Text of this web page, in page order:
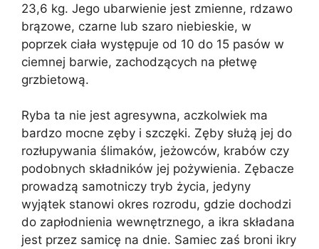
23,6 kg. Jego ubarwienie jest zmienne, rdzawo
brązowe, czarne lub szaro niebieskie, w
poprzek ciała występuje od 10 do 15 pasów w
ciemnej barwie, zachodzących na płetwę
grzbietową.
Ryba ta nie jest agresywna, aczkolwiek ma
bardzo mocne zęby i szczęki. Zęby służą jej do
rozłupywania ślimaków, jeżowców, krabów czy
podobnych składników jej pożywienia. Zębacze
prowadzą samotniczy tryb życia, jedyny
wyjątek stanowi okres rozrodu, gdzie dochodzi
do zapłodnienia wewnętrznego, a ikra składana
jest przez samicę na dnie. Samiec zaś broni ikry